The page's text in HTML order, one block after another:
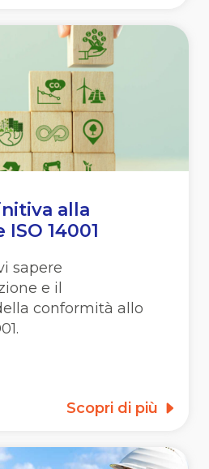
alla
14001
sapere
e il
conformità allo
Scopri di più